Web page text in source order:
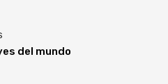
del mundo